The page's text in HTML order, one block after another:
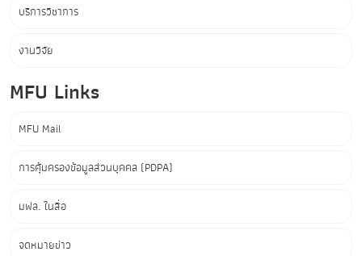
บริการวิชาการ
งานวิจัย
MFU Links
MFU Mail
การคุ้มครองข้อมูลส่วนบุคคล (PDPA)
มฟล. ในสื่อ
จดหมายข่าว